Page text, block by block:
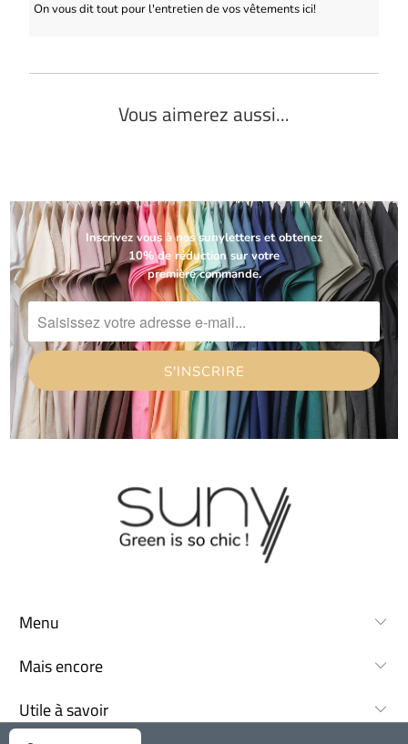
On vous dit tout pour l'entretien de vos vêtements ici!
Vous aimerez aussi...
Inscrivez vous à nos sunyletters et obtenez
10% de réduction sur votre
première commande.
Menu
Mais encore
Utile à savoir